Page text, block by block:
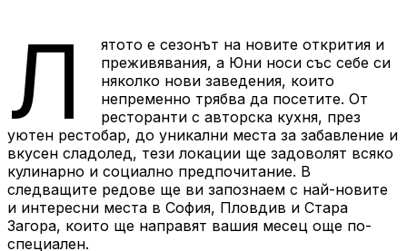
Л
ятото е сезонът на новите открития и
преживявания, а Юни носи със себе си
няколко нови заведения, които
непременно трябва да посетите. От
ресторанти с авторска кухня, през
уютен рестобар, до уникални места за забавление и
вкусен сладолед, тези локации ще задоволят всяко
кулинарно и социално предпочитание. В
следващите редове ще ви запознаем с най-новите
и интересни места в София, Пловдив и Стара
Загора, които ще направят вашия месец още по-
специален.